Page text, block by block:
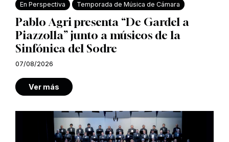
En Perspectiva Temporada de Música de Cámara
Pablo Agri presenta “De Gardel a
Piazzolla” junto a músicos de la
Sinfónica del Sodre
07/08/2026
Ver más